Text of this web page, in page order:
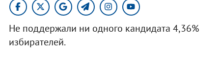
Не поддержали ни одного кандидата 4,36%
избирателей.